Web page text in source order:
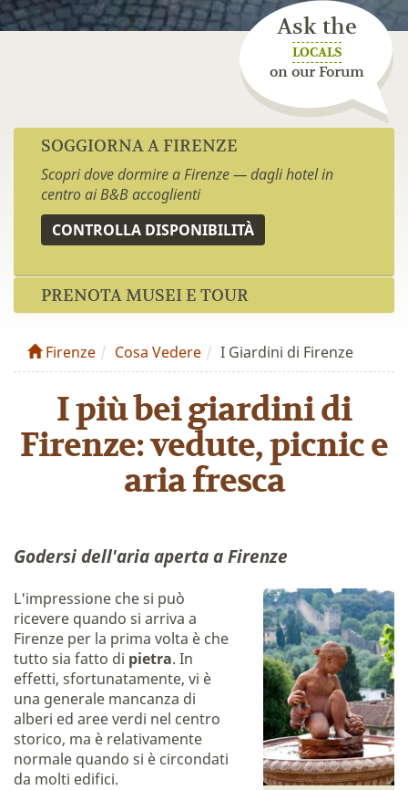
Ask the
LOCALS
on our Forum
SOGGIORNA A FIRENZE
Scopri dove dormire a Firenze — dagli hotel in
centro ai B&B accoglienti
CONTROLLA DISPONIBILITÀ
PRENOTA MUSEI E TOUR
Firenze Cosa Vedere I Giardini di Firenze
I più bei giardini di
Firenze: vedute, picnic e
aria fresca
Godersi dell'aria aperta a Firenze
L'impressione che si può
ricevere quando si arriva a
Firenze per la prima volta è che
tutto sia fatto di pietra. In
effetti, sfortunatamente, vi è
una generale mancanza di
alberi ed aree verdi nel centro
storico, ma è relativamente
normale quando si è circondati
da molti edifici.